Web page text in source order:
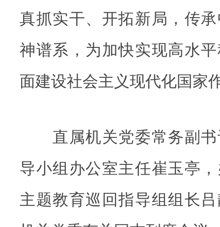
真抓实干、开拓新局，传
神谱系，为加快实现高水
面建设社会主义现代化国家
直属机关党委常务副书
导小组办公室主任崔玉亭
主题教育巡回指导组组长